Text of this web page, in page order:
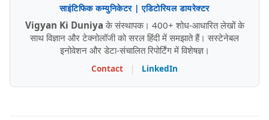
साइंटिफिक कम्युनिकेटर | एडिटोरियल डायरेक्टर
Vigyan Ki Duniya के संस्थापक। 400+ शोध-आधारित लेखों के
साथ विज्ञान और टेक्नोलॉजी को सरल हिंदी में समझाते हैं। सस्टेनेबल
इनोवेशन और डेटा-संचालित रिपोर्टिंग में विशेषज्ञ।
Contact | LinkedIn